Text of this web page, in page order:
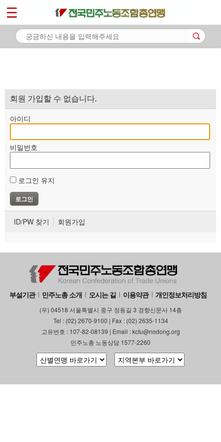
회원 가입할 수 없습니다.
아이디
비밀번호
로그인 유지
ID/PW 찾기 회원가입
부설기관 민주노총 소개 오시는 길 이용약관 개인정보처리방침
(우) 04518 서울특별시 중구 정동길 3 경향신문사 14층
Tel : (02) 2670-9100 | Fax : (02) 2635-1134
고유번호 : 107-82-08139 | Email : kctu@nodong.org
민주노총 노동상담 1577-2260
마이페이지
소개
자료
부설기관